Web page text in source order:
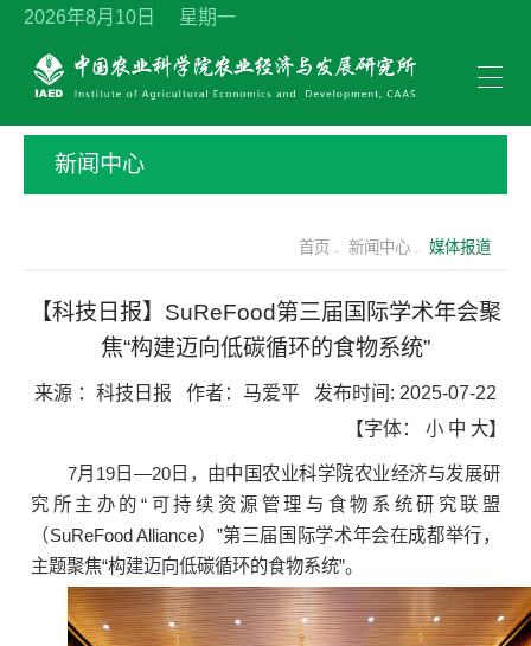
2026年8月10日 星期一
新闻中心
首页 . 新闻中心 . 媒体报道
【科技日报】SuReFood第三届国际学术年会聚
焦“构建迈向低碳循环的食物系统”
来源 ： 科技日报 作者： 马爱平 发布时间: 2025-07-22
【字体： 小 中 大】
7月19日—20日，由中国农业科学院农业经济与发展研
究所主办的“可持续资源管理与食物系统研究联盟
（SuReFood Alliance）”第三届国际学术年会在成都举行，
主题聚焦“构建迈向低碳循环的食物系统”。